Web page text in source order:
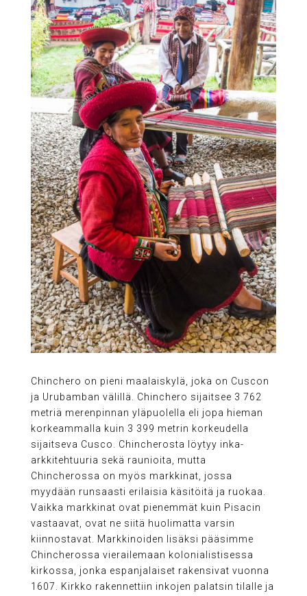
Chinchero on pieni maalaiskylä, joka on Cuscon
ja Urubamban välillä. Chinchero sijaitsee 3 762
metriä merenpinnan yläpuolella eli jopa hieman
korkeammalla kuin 3 399 metrin korkeudella
sijaitseva Cusco. Chincherosta löytyy inka-
arkkitehtuuria sekä raunioita, mutta
Chincherossa on myös markkinat, jossa
myydään runsaasti erilaisia käsitöitä ja ruokaa.
Vaikka markkinat ovat pienemmät kuin Pisacin
vastaavat, ovat ne siitä huolimatta varsin
kiinnostavat. Markkinoiden lisäksi pääsimme
Chincherossa vierailemaan kolonialistisessa
kirkossa, jonka espanjalaiset rakensivat vuonna
1607. Kirkko rakennettiin inkojen palatsin tilalle ja